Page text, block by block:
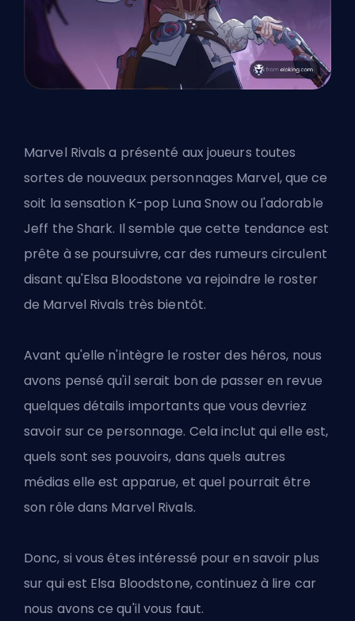
Marvel Rivals a présenté aux joueurs toutes
sortes de nouveaux personnages Marvel, que ce
soit la sensation K-pop Luna Snow ou l'adorable
Jeff the Shark. Il semble que cette tendance est
prête à se poursuivre, car des rumeurs circulent
disant qu'Elsa Bloodstone va rejoindre le roster
de Marvel Rivals très bientôt.
Avant qu'elle n'intègre le rosterdes héros, nous
avons pensé qu'il serait bon de passer en revue
quelques détails importants que vous devriez
savoir sur ce personnage. Cela inclut qui elle est,
quels sont ses pouvoirs, dans quels autres
médias elle est apparue, et quel pourrait être
son rôle dans Marvel Rivals.
Donc, si vous êtes intéressé pour en savoir plus
sur qui est Elsa Bloodstone, continuez à lire car
nous avons ce qu'il vous faut.